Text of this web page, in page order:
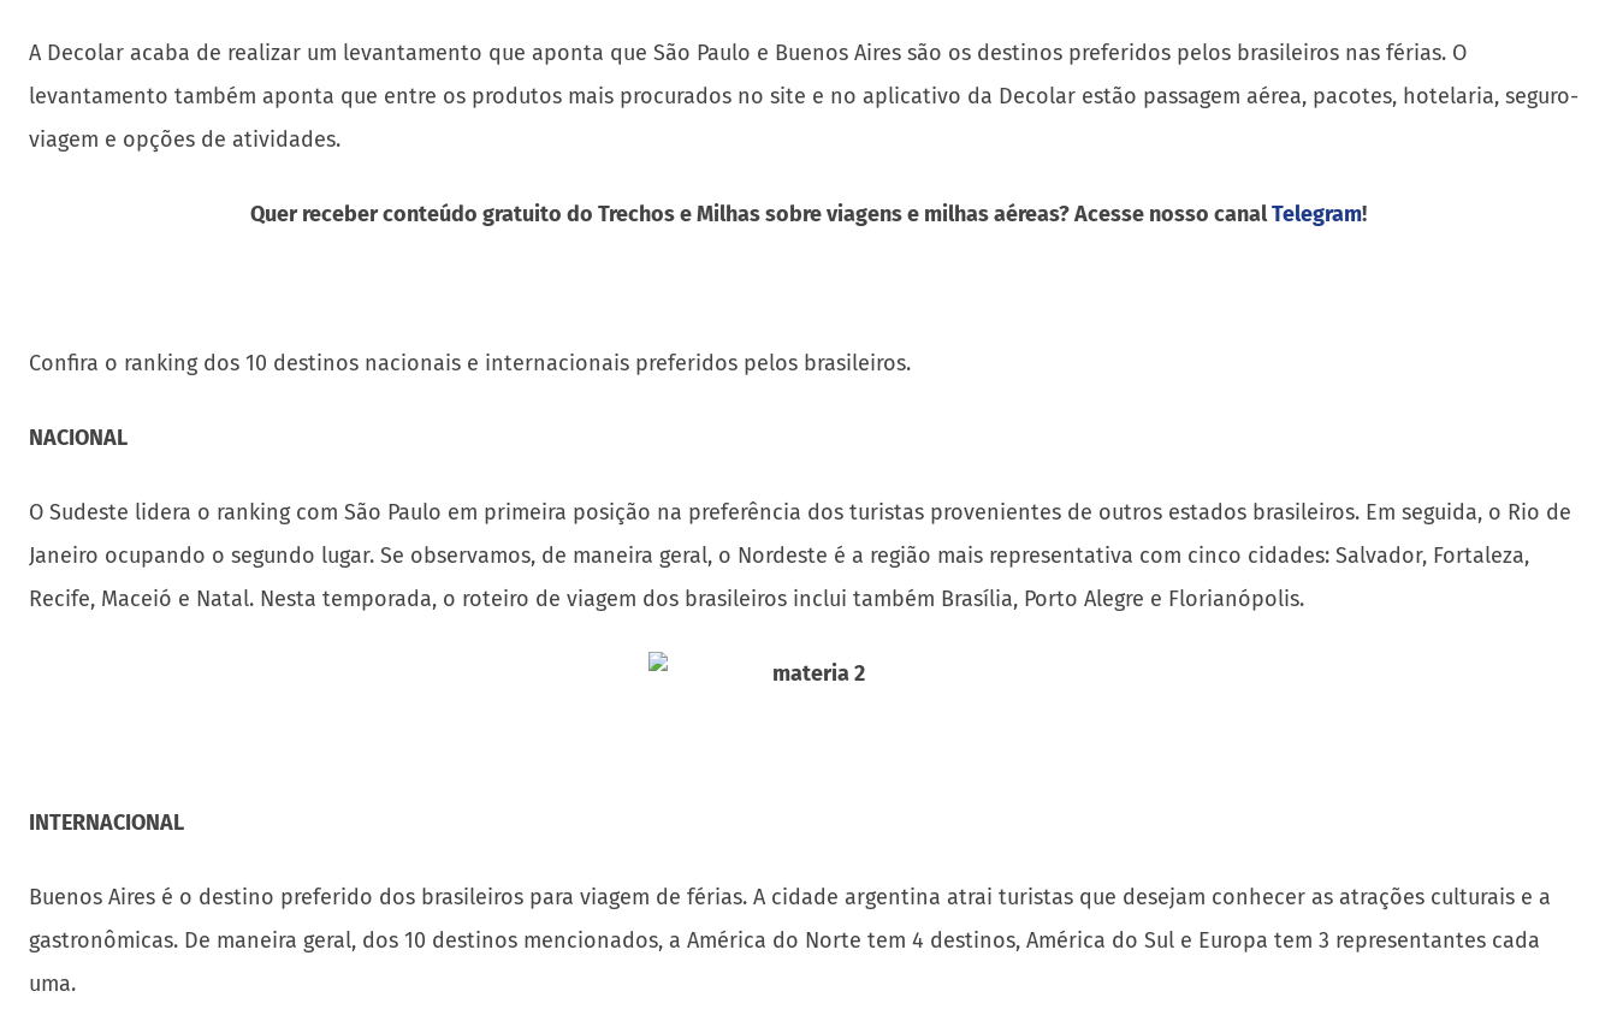
A Decolar acaba de realizar um levantamento que aponta que São Paulo e Buenos Aires são os destinos preferidos pelos brasileiros nas férias. O
levantamento também aponta que entre os produtos mais procurados no site e no aplicativo da Decolar estão passagem aérea, pacotes, hotelaria, seguro-
viagem e opções de atividades.
Quer receber conteúdo gratuito do Trechos e Milhas sobre viagens e milhas aéreas? Acesse nosso canalTelegram!
Confira o ranking dos 10 destinos nacionais e internacionais preferidos pelos brasileiros.
NACIONAL
O Sudeste lidera o ranking com São Paulo em primeira posição na preferência dos turistas provenientes de outros estados brasileiros. Em seguida, o Rio de
Janeiro ocupando o segundo lugar. Se observamos, de maneira geral, o Nordeste é a região mais representativa com cinco cidades: Salvador, Fortaleza,
Recife, Maceió e Natal. Nesta temporada, o roteiro de viagem dos brasileiros inclui também Brasília, Porto Alegre e Florianópolis.
INTERNACIONAL
Buenos Aires é o destino preferido dos brasileiros para viagem de férias. A cidade argentina atrai turistas que desejam conhecer as atrações culturais e a
gastronômicas. De maneira geral, dos 10 destinos mencionados, a América do Norte tem 4 destinos, América do Sul e Europa tem 3 representantes cada
uma.